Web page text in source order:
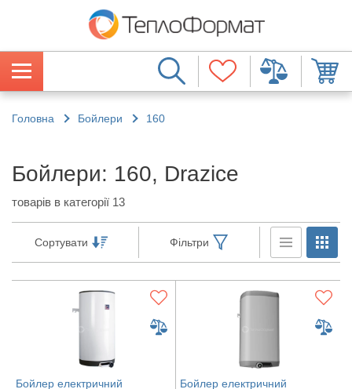
Головна Бойлери 160
Бойлери: 160, Drazice
товарів в категорії 13
Сортувати Фільтри
Бойлер електричний
Бойлер електричний